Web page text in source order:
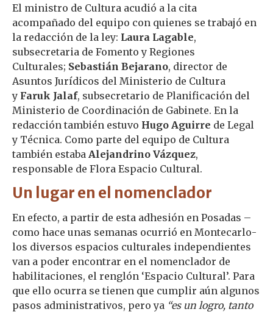
El ministro de Cultura acudió a la cita
acompañado del equipo con quienes se trabajó en
la redacción de la ley: Laura Lagable,
subsecretaria de Fomento y Regiones
Culturales; Sebastián Bejarano, director de
Asuntos Jurídicos del Ministerio de Cultura
y Faruk Jalaf, subsecretario de Planificación del
Ministerio de Coordinación de Gabinete. En la
redacción también estuvo Hugo Aguirre de Legal
y Técnica. Como parte del equipo de Cultura
también estaba Alejandrino Vázquez,
responsable de Flora Espacio Cultural.
Un lugar en el nomenclador
En efecto, a partir de esta adhesión en Posadas –
como hace unas semanas ocurrió en Montecarlo-
los diversos espacios culturales independientes
van a poder encontrar en el nomenclador de
habilitaciones, el renglón ‘Espacio Cultural’. Para
que ello ocurra se tienen que cumplir aún algunos
pasos administrativos, pero ya “es un logro, tanto